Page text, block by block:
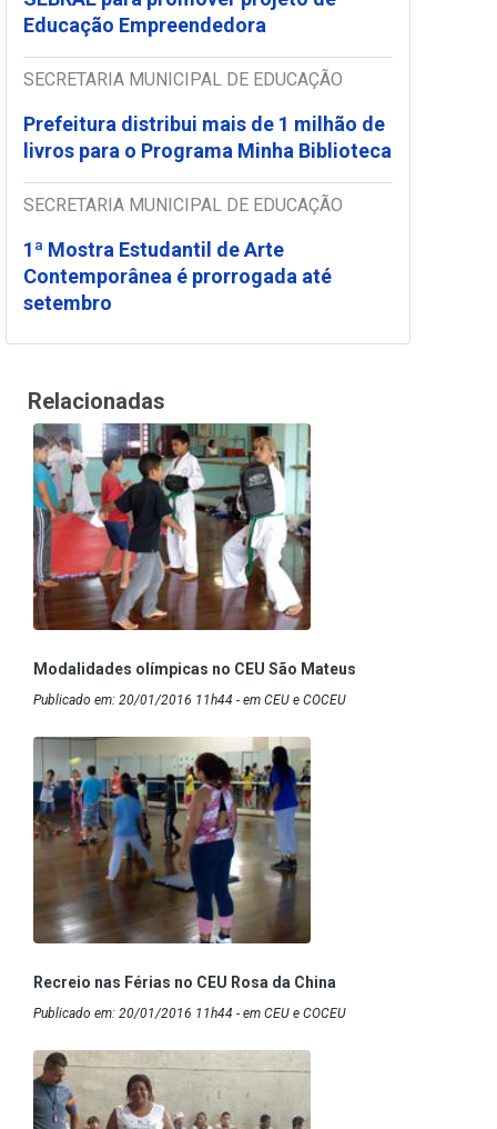
Educação Empreendedora
SECRETARIA MUNICIPAL DE EDUCAÇÃO
Prefeitura distribui mais de 1 milhão de
livros para o Programa Minha Biblioteca
SECRETARIA MUNICIPAL DE EDUCAÇÃO
1ª Mostra Estudantil de Arte
Contemporânea é prorrogada até
setembro
Relacionadas
Modalidades olímpicas no CEU São Mateus
Publicado em: 20/01/2016 11h44 - em CEU e COCEU
Recreio nas Férias no CEU Rosa da China
Publicado em: 20/01/2016 11h44 - em CEU e COCEU